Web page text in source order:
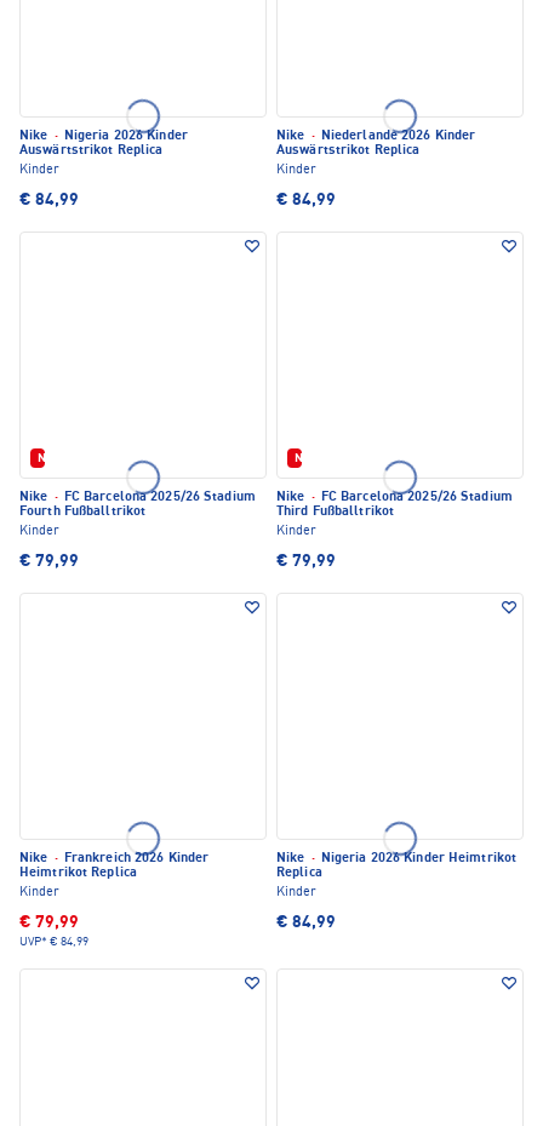
Nike · Nigeria 2026 Kinder
Auswärtstrikot Replica
Kinder
€ 84,99
Nike · Niederlande 2026 Kinder
Auswärtstrikot Replica
Kinder
€ 84,99
Neu
Nike · FC Barcelona 2025/26 Stadium
Fourth Fußballtrikot
Kinder
€ 79,99
Neu
Nike · FC Barcelona 2025/26 Stadium
Third Fußballtrikot
Kinder
€ 79,99
Nike · Frankreich 2026 Kinder
Heimtrikot Replica
Kinder
€ 79,99
UVP* € 84,99
Nike · Nigeria 2026 Kinder Heimtrikot
Replica
Kinder
€ 84,99